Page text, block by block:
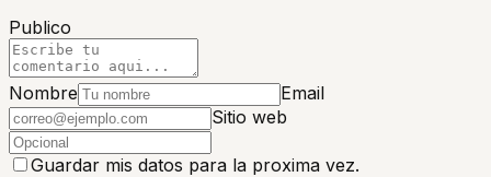
Publico
Nombre
Email
Sitio web
Guardar mis datos para la proxima vez.